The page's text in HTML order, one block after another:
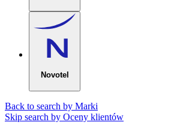
Novotel
Back to search by Marki
Skip search by Oceny klientów